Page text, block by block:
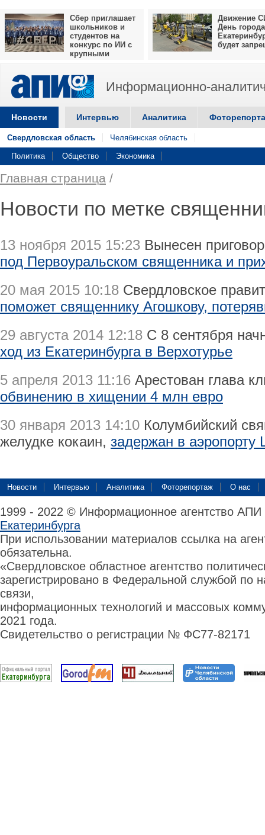
Сбер приглашает
школьников и
студентов на
конкурс по ИИ с
крупными
Движение
День города
будет
Информационно-
Новости Интервью Аналитика
Свердловская область Челябинская область
Политика Общество Экономика
Главная страница /
Новости по метке
13 ноября 2015 15:23 Вынесен
под Первоуральском священника и
20 мая 2015 10:18 Свердловское
поможет священнику Агошкову,
29 августа 2014 12:18 С 8 сентября
ход из Екатеринбурга в Верхотурье
5 апреля 2013 11:16 Арестован глава
обвинению в хищении 4 млн евро
30 января 2013 14:10 Колумбийский
желудке кокаин, задержан в аэропорту
Новости Интервью Аналитика Фоторепортаж О нас
1999 - 2022 © Информационное агентство
Екатеринбурга
При использовании материалов ссылка на
обязательна.
«Свердловское областное агентство
зарегистрировано в Федеральной службой по
связи,
информационных технологий и массовых
2021 года.
Свидетельство о регистрации № ФС77-82171